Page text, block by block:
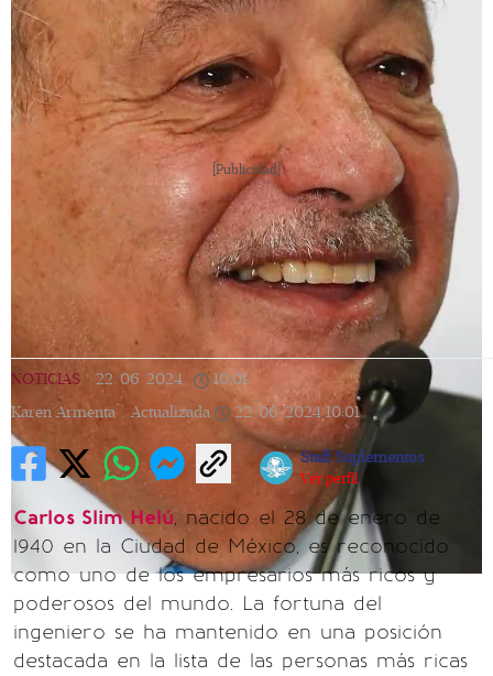
[Publicidad]
NOTICIAS 22/06/2024 10:01
Karen Armenta |
Actualizada 22/06/2024 10:01
Staff Suplementos
Ver perfil
Carlos Slim Helú, nacido el 28 de enero de
1940 en la Ciudad de México, es reconocido
como uno de los empresarios más ricos y
poderosos del mundo. La fortuna del
ingeniero se ha mantenido en una posición
destacada en la lista de las personas más ricas